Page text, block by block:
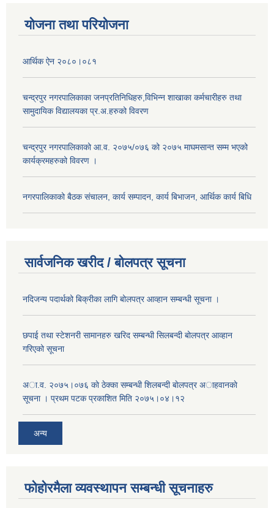
योजना तथा परियोजना
आर्थिक ऐन २०८०।०८१
चन्द्रपुर नगरपालिकाका जनप्रतिनिधिहरु,विभिन्न शाखाका कर्मचारीहरु तथा
सामुदायिक विद्यालयका प्र.अ.हरुको विवरण
चन्द्रपुर नगरपालिकाको आ.व. २०७५/०७६ को २०७५ माघमसान्त सम्म भएको
कार्यक्रमहरुको विवरण ।
नगरपालिकाको बैठक संचालन, कार्य सम्पादन, कार्य बिभाजन, आर्थिक कार्य बिधि
सार्वजनिक खरीद / बोलपत्र सूचना
नदिजन्य पदार्थको बिक्रीका लागि बोलपत्र आव्हान सम्बन्धी सूचना ।
छपाई तथा स्टेशनरी सामानहरु खरिद सम्बन्धी सिलबन्दी बोलपत्र आव्हान
गरिएको सूचना
अा.व. २०७५।०७६ काे ठेक्का सम्बन्धी शिलबन्दी बाेलपत्र अाहवानकाे
सूचना । प्रथम पटक प्रकाशित मिति २०७५।०४।१२
अन्य
फोहोरमैला व्यवस्थापन सम्बन्धी सूचनाहरु